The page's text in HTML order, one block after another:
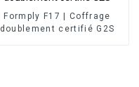
Formply F17 | Coffrage
doublement certifié G2S